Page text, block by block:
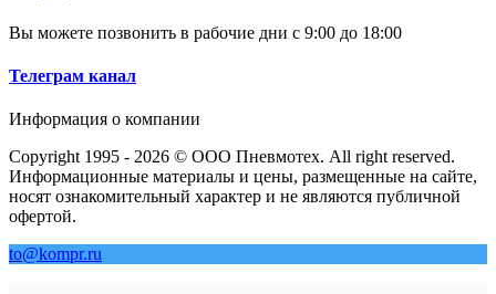
Вы можете позвонить в рабочие дни с 9:00 до 18:00
Телеграм канал
Информация о компании
Copyright 1995 - 2026 © ООО Пневмотех. All right reserved.
Информационные материалы и цены, размещенные на сайте,
носят ознакомительный характер и не являются публичной
офертой.
to@kompr.ru